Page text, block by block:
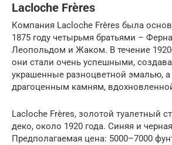
Lacloche Frères
Компания Lacloche Frères была
1875 году четырьмя братьями –
Леопольдом и Жаком. В течение
они стали очень успешными,
украшенные разноцветной эмалью, а
драгоценным камням,
Lacloche Frères, золотой туалетный
деко, около 1920 года. Синяя и
Предполагаемая цена: 5000–7000